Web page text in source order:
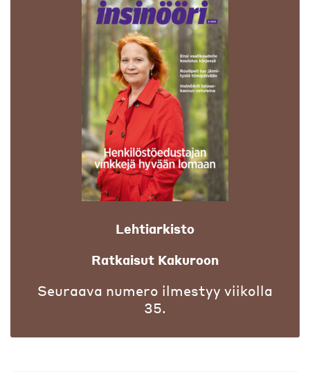
Lehtiarkisto
Ratkaisut Kakuroon
Seuraava numero ilmestyy viikolla
35.